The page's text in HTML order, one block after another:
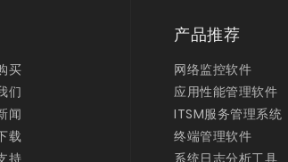
买
们
闻
载
产品推荐
网络监控软件
应用性能管理软件
ITSM服务管理系统
终端管理软件